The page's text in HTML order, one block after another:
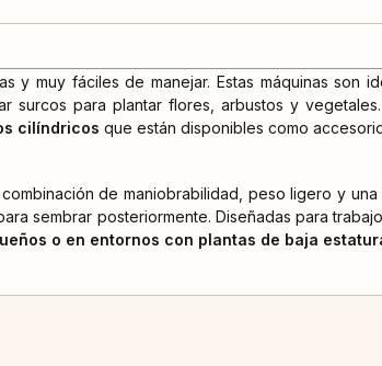
y muy fáciles de manejar. Estas máquinas
para plantar flores, arbustos y
cilíndricos que están disponibles como
de maniobrabilidad, peso ligero y
sembrar posteriormente. Diseñadas para
o en entornos con plantas de baja